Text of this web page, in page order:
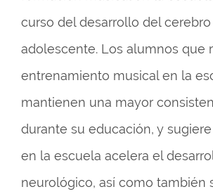
curso del desarrollo del
adolescente. Los alumnos que
entrenamiento musical en la
mantienen una mayor
durante su educación, y
en la escuela acelera el
neurológico, así como también